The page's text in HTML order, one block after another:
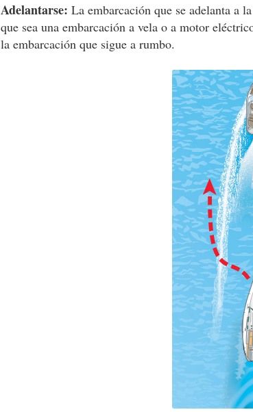
Adelantarse: La embarcación que se adelanta a
que sea una embarcación a vela o a motor
la embarcación que sigue a rumbo.